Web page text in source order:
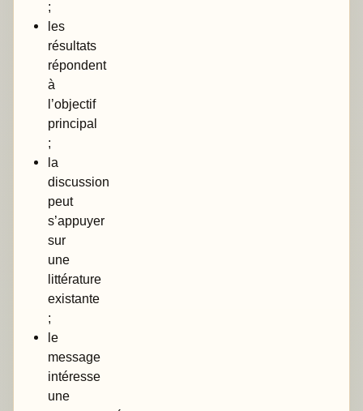
;
les
résultats
répondent
à
l’objectif
principal
;
la
discussion
peut
s’appuyer
sur
une
littérature
existante
;
le
message
intéresse
une